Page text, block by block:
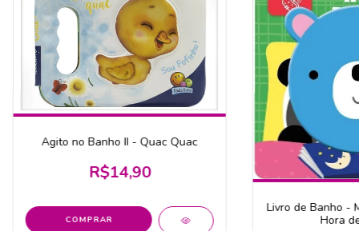
Agito no Banho II - Quac Quac
R$14,90
Livro de Banho -
Hora